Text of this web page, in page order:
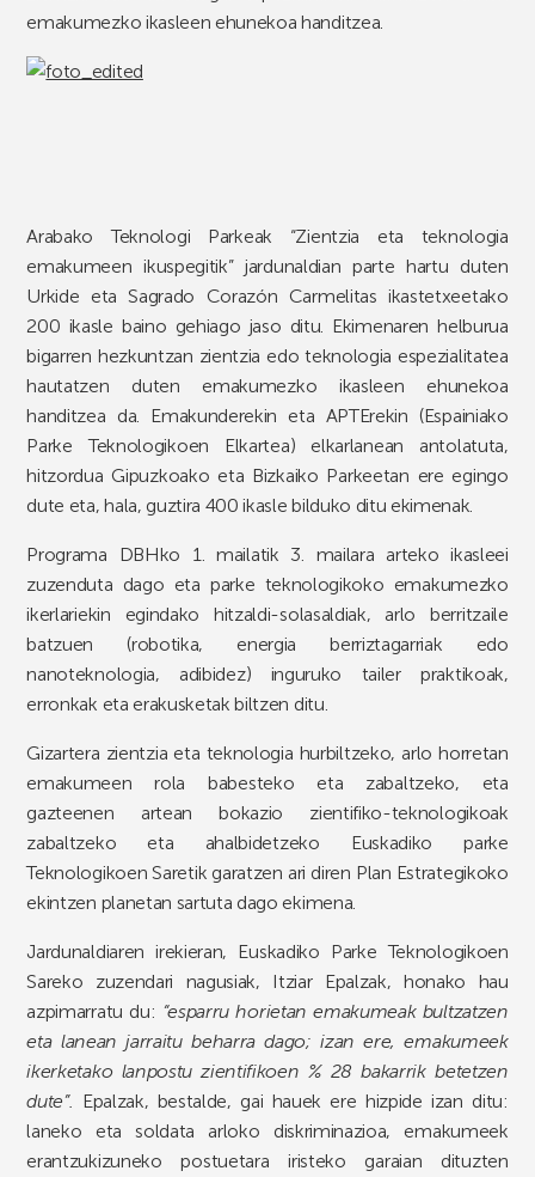
emakumezko ikasleen ehunekoa handitzea.
Arabako Teknologi Parkeak “Zientzia eta teknologia
emakumeen ikuspegitik” jardunaldian parte hartu duten
Urkide eta Sagrado Corazón Carmelitas ikastetxeetako
200 ikasle baino gehiago jaso ditu. Ekimenaren helburua
bigarren hezkuntzan zientzia edo teknologia espezialitatea
hautatzen duten emakumezko ikasleen ehunekoa
handitzea da. Emakunderekin eta APTErekin (Espainiako
Parke Teknologikoen Elkartea) elkarlanean antolatuta,
hitzordua Gipuzkoako eta Bizkaiko Parkeetan ere egingo
dute eta, hala, guztira 400 ikasle bilduko ditu ekimenak.
Programa DBHko 1. mailatik 3. mailara arteko ikasleei
zuzenduta dago eta parke teknologikoko emakumezko
ikerlariekin egindako hitzaldi-solasaldiak, arlo berritzaile
batzuen (robotika, energia berriztagarriak edo
nanoteknologia, adibidez) inguruko tailer praktikoak,
erronkak eta erakusketak biltzen ditu.
Gizartera zientzia eta teknologia hurbiltzeko, arlo horretan
emakumeen rola babesteko eta zabaltzeko, eta
gazteenen artean bokazio zientifiko-teknologikoak
zabaltzeko eta ahalbidetzeko Euskadiko parke
Teknologikoen Saretik garatzen ari diren Plan Estrategikoko
ekintzen planetan sartuta dago ekimena.
Jardunaldiaren irekieran, Euskadiko Parke Teknologikoen
Sareko zuzendari nagusiak, Itziar Epalzak, honako hau
azpimarratu du: “esparru horietan emakumeak bultzatzen
eta lanean jarraitu beharra dago; izan ere, emakumeek
ikerketako lanpostu zientifikoen % 28 bakarrik betetzen
dute”. Epalzak, bestalde, gai hauek ere hizpide izan ditu:
laneko eta soldata arloko diskriminazioa, emakumeek
erantzukizuneko postuetara iristeko garaian dituzten